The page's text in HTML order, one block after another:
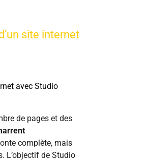
site internet
avec Studio
de pages et des
complète, mais
L’objectif de Studio